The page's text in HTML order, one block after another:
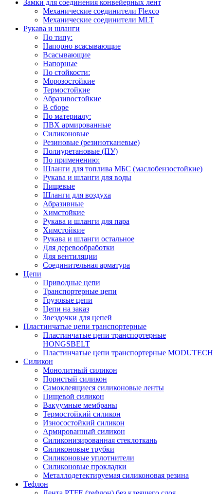
Замки для соединения конвейерных лент
Механические соединители Flexco
Механические соединители MLT
Рукава и шланги
По типу:
Напорно всасывающие
Всасывающие
Напорные
По стойкости:
Морозостойкие
Термостойкие
Абразивостойкие
В сборе
По материалу:
ПВХ армированные
Силиконовые
Резиновые (резинотканевые)
Полиуретановые (ПУ)
По применению:
Шланги для топлива МБС (маслобензостойкие)
Рукава и шланги для воды
Пищевые
Шланги для воздуха
Абразивные
Химстойкие
Рукава и шланги для пара
Химстойкие
Рукава и шланги остальное
Для деревообработки
Для вентиляции
Соединительная арматура
Цепи
Приводные цепи
Транспортерные цепи
Грузовые цепи
Цепи на заказ
Звездочки для цепей
Пластинчатые цепи транспортерные
Пластинчатые цепи транспортерные
HONGSBELT
Пластинчатые цепи транспортерные MODUTECH
Силикон
Монолитный силикон
Пористый силикон
Самоклеящиеся силиконовые ленты
Пищевой силикон
Вакуумные мембраны
Термостойкий силикон
Износостойкий силикон
Армированный силикон
Силиконизированная стеклоткань
Силиконовые трубки
Силиконовые уплотнители
Силиконовые прокладки
Металлодетектируемая силиконовая резина
Тефлон